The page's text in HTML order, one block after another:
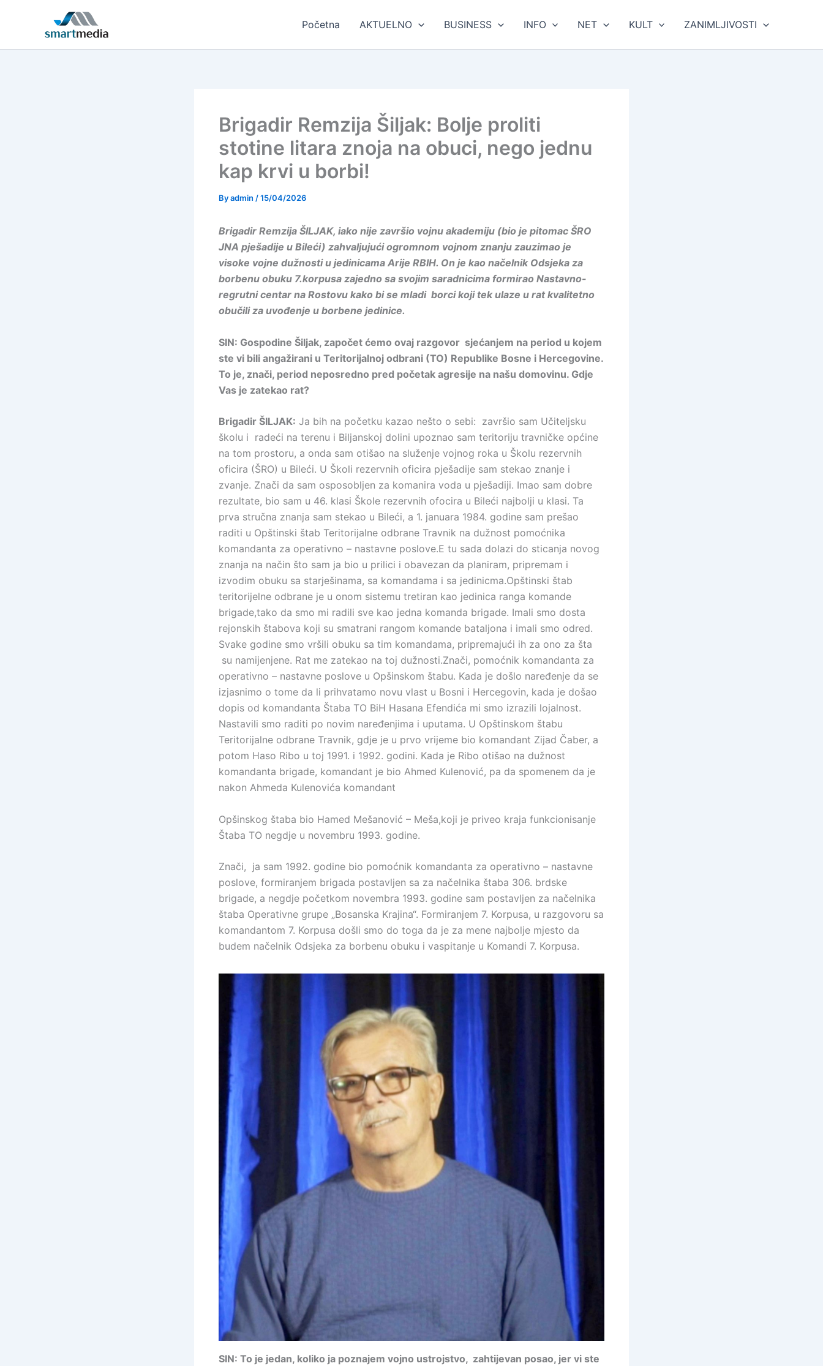
Početna AKTUELNO BUSINESS INFO NET KULT ZANIMLJIVOSTI
Brigadir Remzija Šiljak: Bolje proliti
stotine litara znoja na obuci, nego jednu
kap krvi u borbi!
Byadmin /15/04/2026
Brigadir Remzija ŠILJAK, iako nije završio vojnu akademiju (bio je pitomac ŠRO
JNA pješadije u Bileći) zahvaljujući ogromnom vojnom znanju zauzimao je
visoke vojne dužnosti u jedinicama Arije RBIH. On je kao načelnik Odsjeka za
borbenu obuku 7.korpusa zajedno sa svojim saradnicima formirao Nastavno-
regrutni centar na Rostovu kako bi se mladi borci koji tek ulaze u rat kvalitetno
obučili za uvođenje u borbene jedinice.
SIN: Gospodine Šiljak, započet ćemo ovaj razgovor sjećanjem na period u kojem
ste vi bili angažirani u Teritorijalnoj odbrani (TO) Republike Bosne i Hercegovine.
To je, znači, period neposredno pred početak agresije na našu domovinu. Gdje
Vas je zatekao rat?
Brigadir ŠILJAK: Ja bih na početku kazao nešto o sebi: završio sam Učiteljsku
školu i radeći na terenu i Biljanskoj dolini upoznao sam teritoriju travničke općine
na tom prostoru, a onda sam otišao na služenje vojnog roka u Školu rezervnih
oficira (ŠRO) u Bileći. U Školi rezervnih oficira pješadije sam stekao znanje i
zvanje. Znači da sam osposobljen za komanira voda u pješadiji. Imao sam dobre
rezultate, bio sam u 46. klasi Škole rezervnih ofocira u Bileći najbolji u klasi. Ta
prva stručna znanja sam stekao u Bileći, a 1. januara 1984. godine sam prešao
raditi u Opštinski štab Teritorijalne odbrane Travnik na dužnost pomoćnika
komandanta za operativno – nastavne poslove.E tu sada dolazi do sticanja novog
znanja na način što sam ja bio u prilici i obavezan da planiram, pripremam i
izvodim obuku sa starješinama, sa komandama i sa jedinicma.Opštinski štab
teritorijelne odbrane je u onom sistemu tretiran kao jedinica ranga komande
brigade,tako da smo mi radili sve kao jedna komanda brigade. Imali smo dosta
rejonskih štabova koji su smatrani rangom komande bataljona i imali smo odred.
Svake godine smo vršili obuku sa tim komandama, pripremajući ih za ono za šta
su namijenjene. Rat me zatekao na toj dužnosti.Znači, pomoćnik komandanta za
operativno – nastavne poslove u Opšinskom štabu. Kada je došlo naređenje da se
izjasnimo o tome da li prihvatamo novu vlast u Bosni i Hercegovin, kada je došao
dopis od komandanta Štaba TO BiH Hasana Efendića mi smo izrazili lojalnost.
Nastavili smo raditi po novim naređenjima i uputama. U Opštinskom štabu
Teritorijalne odbrane Travnik, gdje je u prvo vrijeme bio komandant Zijad Čaber, a
potom Haso Ribo u toj 1991. i 1992. godini. Kada je Ribo otišao na dužnost
komandanta brigade, komandant je bio Ahmed Kulenović, pa da spomenem da je
nakon Ahmeda Kulenovića komandant
Opšinskog štaba bio Hamed Mešanović – Meša,koji je priveo kraja funkcionisanje
Štaba TO negdje u novembru 1993. godine.
Znači, ja sam 1992. godine bio pomoćnik komandanta za operativno – nastavne
poslove, formiranjem brigada postavljen sa za načelnika štaba 306. brdske
brigade, a negdje početkom novembra 1993. godine sam postavljen za načelnika
štaba Operativne grupe „Bosanska Krajina“. Formiranjem 7. Korpusa, u razgovoru sa
komandantom 7. Korpusa došli smo do toga da je za mene najbolje mjesto da
budem načelnik Odsjeka za borbenu obuku i vaspitanje u Komandi 7. Korpusa.
SIN: To je jedan, koliko ja poznajem vojno ustrojstvo, zahtijevan posao, jer vi ste